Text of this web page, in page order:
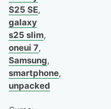
S25 SE,
galaxy
s25 slim,
oneui 7,
Samsung,
smartphone,
unpacked